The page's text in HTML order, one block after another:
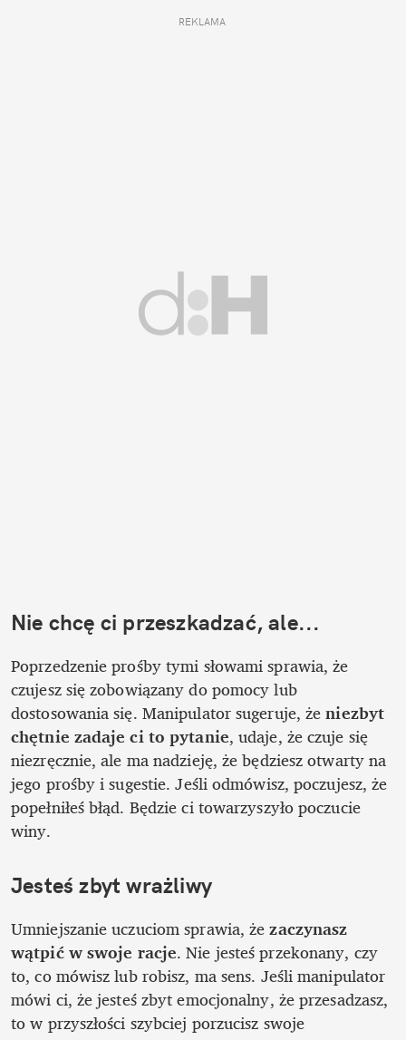
REKLAMA
Nie chcę ci przeszkadzać, ale...
Poprzedzenie prośby tymi słowami sprawia, że
czujesz się zobowiązany do pomocy lub
dostosowania się. Manipulator sugeruje, że niezbyt
chętnie zadaje ci to pytanie, udaje, że czuje się
niezręcznie, ale ma nadzieję, że będziesz otwarty na
jego prośby i sugestie. Jeśli odmówisz, poczujesz, że
popełniłeś błąd. Będzie ci towarzyszyło poczucie
winy.
Jesteś zbyt wrażliwy
Umniejszanie uczuciom sprawia, że zaczynasz
wątpić w swoje racje. Nie jesteś przekonany, czy
to, co mówisz lub robisz, ma sens. Jeśli manipulator
mówi ci, że jesteś zbyt emocjonalny, że przesadzasz,
to w przyszłości szybciej porzucisz swoje